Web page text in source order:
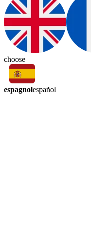
choose
espagnolespañol